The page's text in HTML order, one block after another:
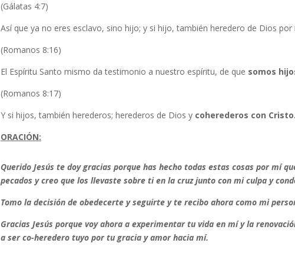
(Gálatas 4:7)
Así que ya no eres esclavo, sino hijo; y si hijo, también heredero de Dios por
(Romanos 8:16)
El Espíritu Santo mismo da testimonio a nuestro espíritu, de que somos
(Romanos 8:17)
Y si hijos, también herederos; herederos de Dios y coherederos con Cristo.
ORACIÓN:
Querido Jesús te doy gracias porque has hecho todas estas cosas por mí
pecados y creo que los llevaste sobre ti en la cruz junto con mi culpa y
Tomo la decisión de obedecerte y seguirte y te recibo ahora como mi
Gracias Jesús porque voy ahora a experimentar tu vida en mí y la
a ser co-heredero tuyo por tu gracia y amor hacia mí.